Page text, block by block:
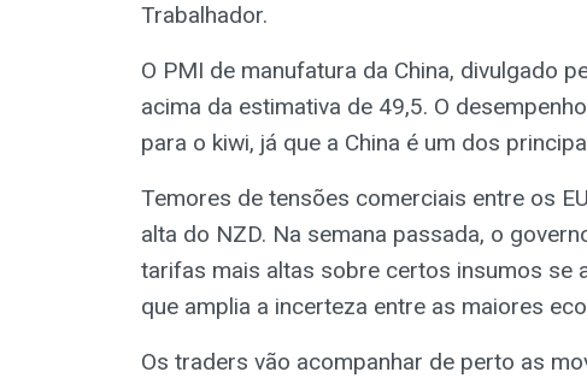
Trabalhador.
O PMI de manufatura da China, divulgado
acima da estimativa de 49,5. O
para o kiwi, já que a China é um dos
Temores de tensões comerciais entre os
alta do NZD. Na semana passada, o
tarifas mais altas sobre certos insumos se
que amplia a incerteza entre as maiores
Os traders vão acompanhar de perto as